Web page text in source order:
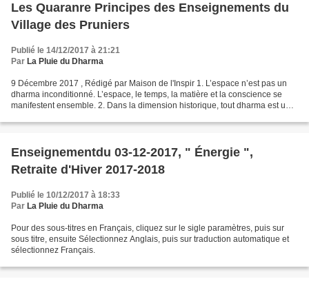
Les Quaranre Principes des Enseignements du
Village des Pruniers
Publié le 14/12/2017 à 21:21
Par La Pluie du Dharma
9 Décembre 2017 , Rédigé par Maison de l'Inspir 1. L’espace n’est pas un
dharma inconditionné. L’espace, le temps, la matière et la conscience se
manifestent ensemble. 2. Dans la dimension historique, tout dharma est un
Enseignementdu 03-12-2017, " Énergie ",
Retraite d'Hiver 2017-2018
Publié le 10/12/2017 à 18:33
Par La Pluie du Dharma
Pour des sous-titres en Français, cliquez sur le sigle paramètres, puis sur
sous titre, ensuite Sélectionnez Anglais, puis sur traduction automatique et
sélectionnez Français.